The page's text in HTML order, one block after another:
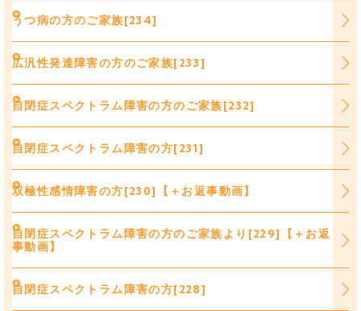
うつ病の方のご家族[234]
広汎性発達障害の方のご家族[233]
自閉症スペクトラム障害の方のご家族[232]
自閉症スペクトラム障害の方[231]
双極性感情障害の方[230]【＋お返事動画】
自閉症スペクトラム障害の方のご家族より[229]【＋お返
事動画】
自閉症スペクトラム障害の方[228]